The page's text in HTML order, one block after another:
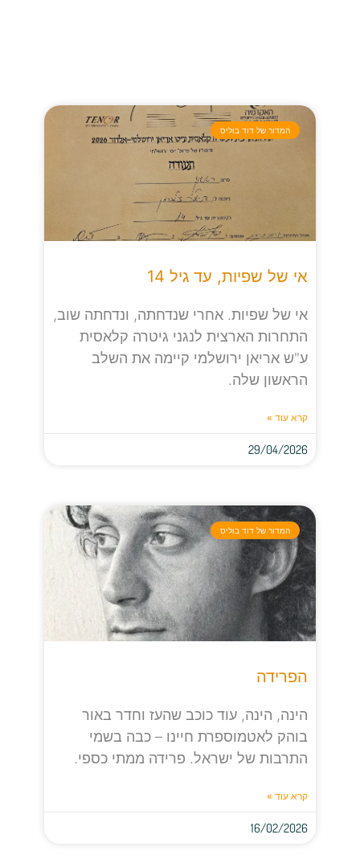
המדור של דוד בוליס
אי של שפיות, עד גיל 14
אי של שפיות. אחרי שנדחתה, ונדחתה שוב,
התחרות הארצית לנגני גיטרה קלאסית
ע"ש אריאן ירושלמי קיימה את השלב
הראשון שלה.
קרא עוד »
29/04/2026
המדור של דוד בוליס
הפרידה
הינה, הינה, עוד כוכב שהעז וחדר באור
בוהק לאטמוספרת חיינו – כבה בשמי
התרבות של ישראל. פרידה ממתי כספי.
קרא עוד »
16/02/2026